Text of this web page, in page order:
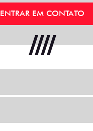
ENTRAR EM CONTATO